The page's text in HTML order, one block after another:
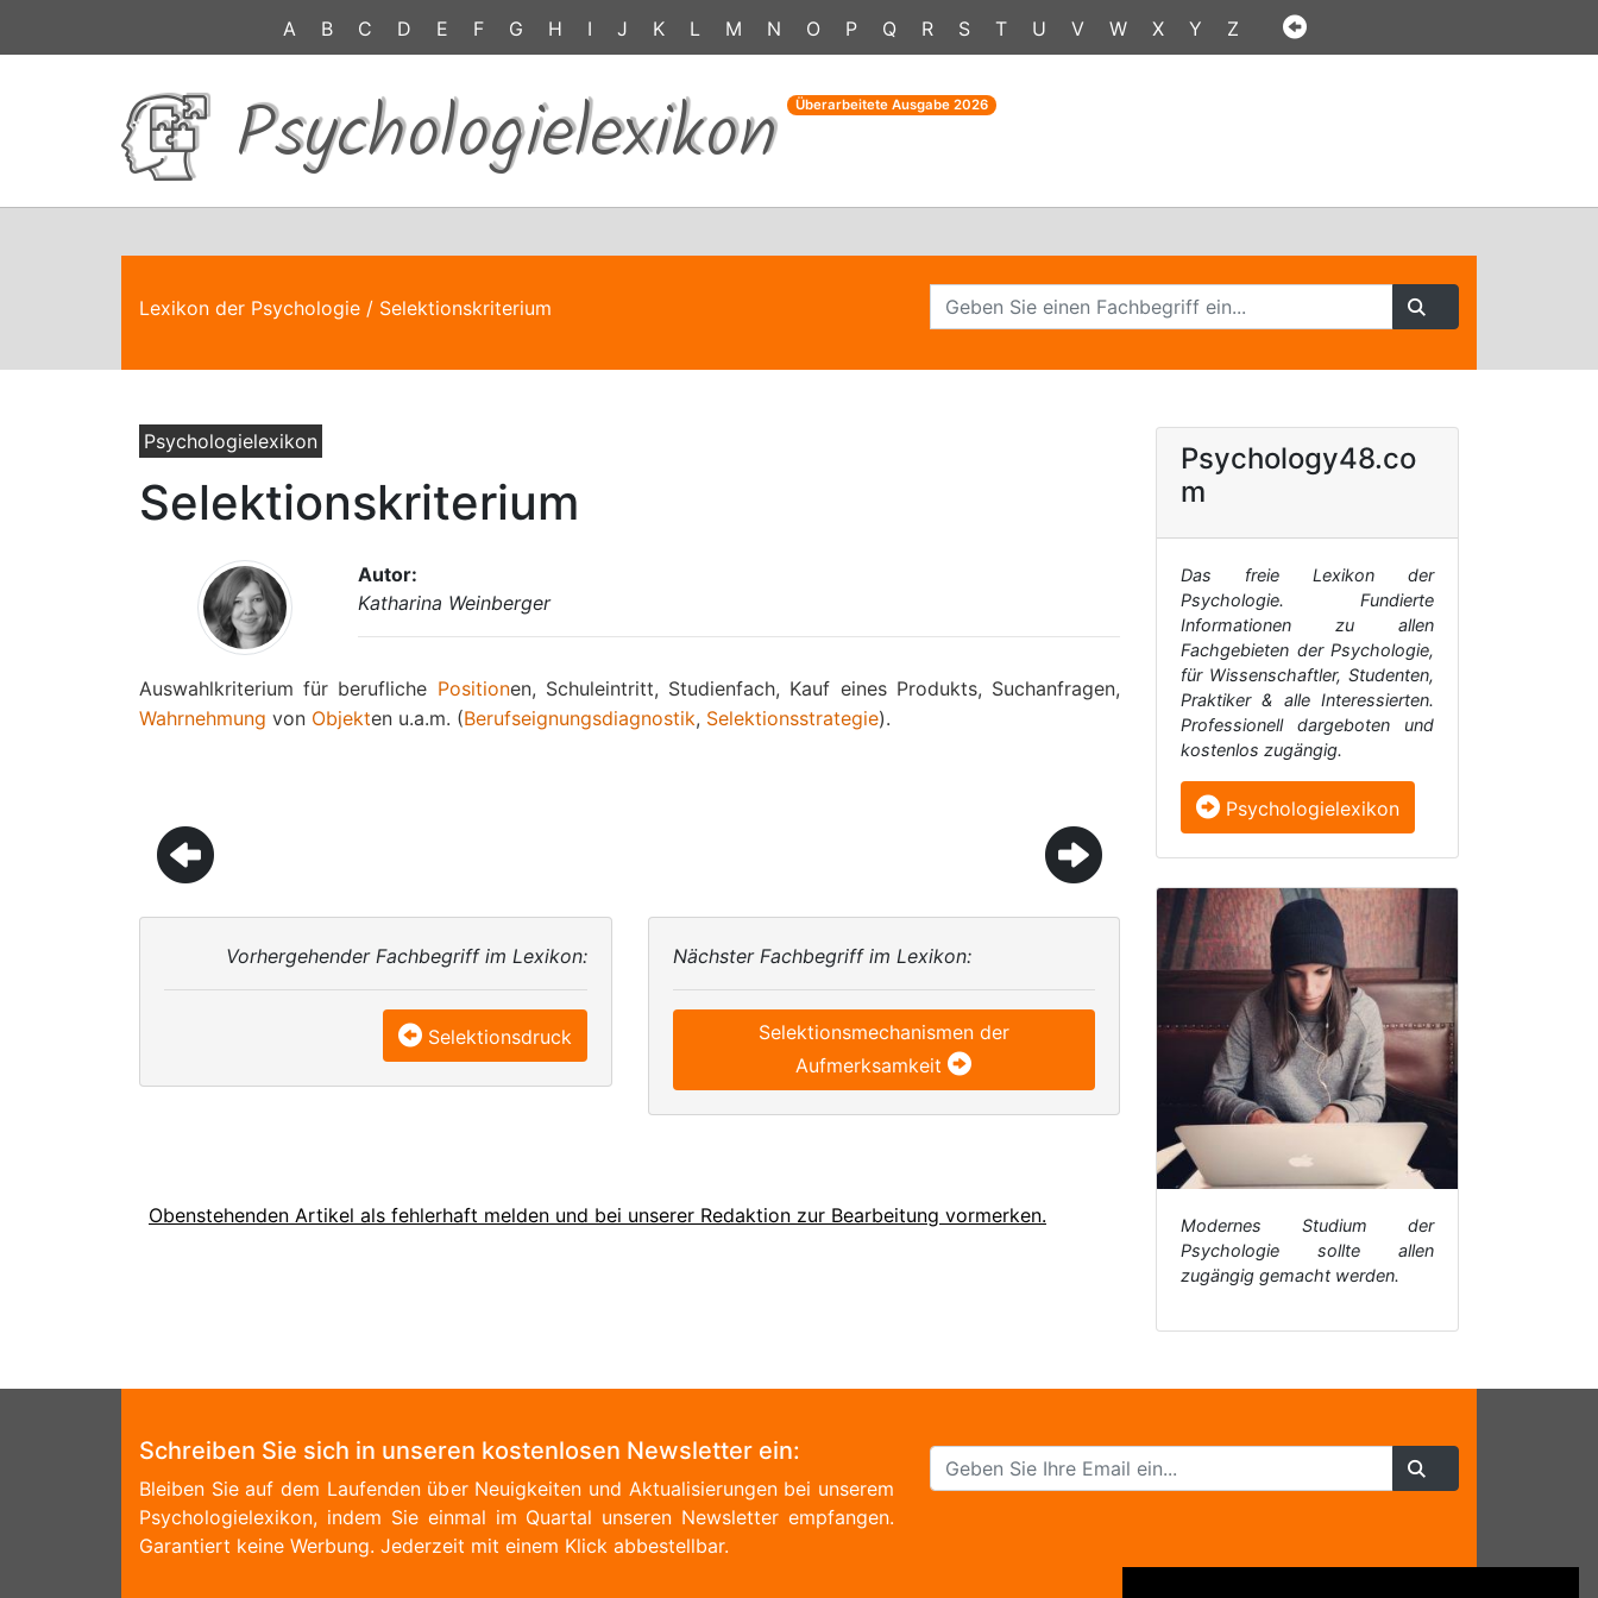
A B C D E F G H I J K L M N O P Q R S T U V W X Y Z
Psychologielexikon Überarbeitete Ausgabe 2026
Lexikon der Psychologie / Selektionskriterium
Psychologielexikon
Selektionskriterium
Autor:
Katharina Weinberger
Auswahlkriterium für berufliche Positionen, Schuleintritt, Studienfach, Kauf eines Produkts, Suchanfragen,
Wahrnehmung von Objekten u.a.m. (Berufseignungsdiagnostik, Selektionsstrategie).
Vorhergehender Fachbegriff im Lexikon:
Selektionsdruck
Nächster Fachbegriff im Lexikon:
Selektionsmechanismen der
Aufmerksamkeit
Obenstehenden Artikel als fehlerhaft melden und bei unserer Redaktion zur Bearbeitung vormerken.
Psychology48.co
m
Das freie Lexikon der
Psychologie. Fundierte
Informationen zu allen
Fachgebieten der Psychologie,
für Wissenschaftler, Studenten,
Praktiker & alle Interessierten.
Professionell dargeboten und
kostenlos zugängig.
Psychologielexikon
Modernes Studium der
Psychologie sollte allen
zugängig gemacht werden.
Schreiben Sie sich in unseren kostenlosen Newsletter ein:
Bleiben Sie auf dem Laufenden über Neuigkeiten und Aktualisierungen bei unserem
Psychologielexikon, indem Sie einmal im Quartal unseren Newsletter empfangen.
Garantiert keine Werbung. Jederzeit mit einem Klick abbestellbar.